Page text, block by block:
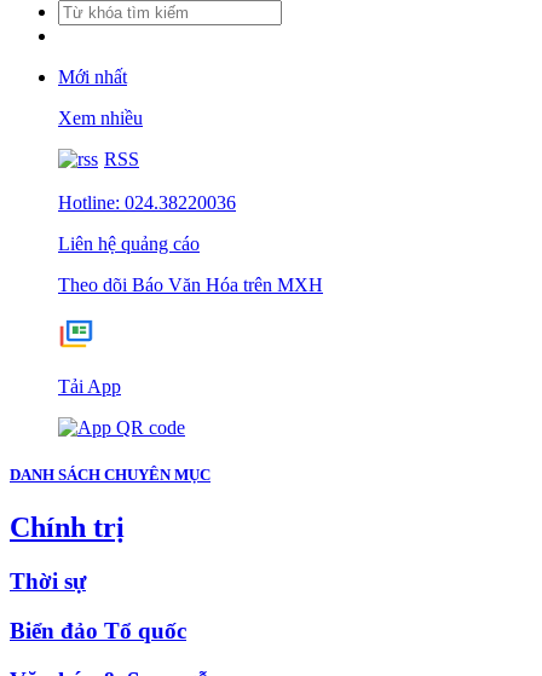
Mới nhất
Xem nhiều
RSS
Hotline: 024.38220036
Liên hệ quảng cáo
Theo dõi Báo Văn Hóa trên MXH
Tải App
DANH SÁCH CHUYÊN MỤC
Chính trị
Thời sự
Biển đảo Tổ quốc